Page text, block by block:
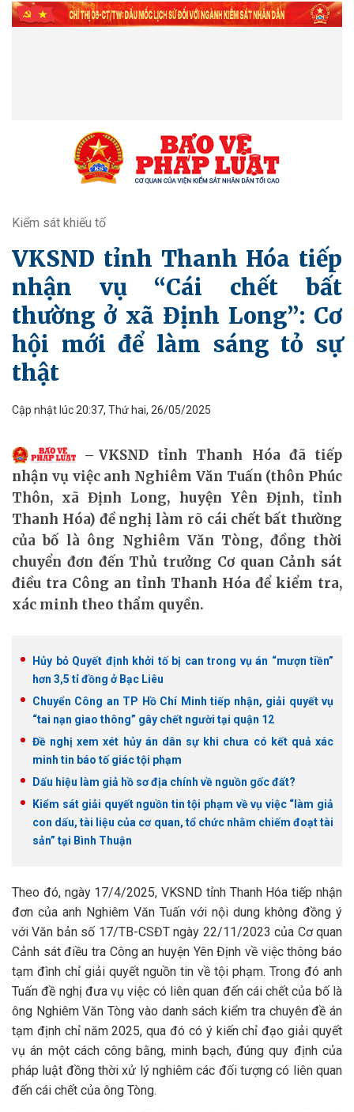
Kiểm sát khiếu tố
VKSND tỉnh Thanh Hóa tiếp
nhận vụ “Cái chết bất
thường ở xã Định Long”: Cơ
hội mới để làm sáng tỏ sự
thật
Cập nhật lúc 20:37, Thứ hai, 26/05/2025
VKSND tỉnh Thanh Hóa đã tiếp
nhận vụ việc anh Nghiêm Văn Tuấn (thôn Phúc
Thôn, xã Định Long, huyện Yên Định, tỉnh
Thanh Hóa) đề nghị làm rõ cái chết bất thường
của bố là ông Nghiêm Văn Tòng, đồng thời
chuyển đơn đến Thủ trưởng Cơ quan Cảnh sát
điều tra Công an tỉnh Thanh Hóa để kiểm tra,
xác minh theo thẩm quyền.
Hủy bỏ Quyết định khởi tố bị can trong vụ án “mượn tiền”
hơn 3,5 tỉ đồng ở Bạc Liêu
Chuyển Công an TP Hồ Chí Minh tiếp nhận, giải quyết vụ
“tai nạn giao thông” gây chết người tại quận 12
Đề nghị xem xét hủy án dân sự khi chưa có kết quả xác
minh tin báo tố giác tội phạm
Dấu hiệu làm giả hồ sơ địa chính về nguồn gốc đất?
Kiểm sát giải quyết nguồn tin tội phạm về vụ việc “làm giả
con dấu, tài liệu của cơ quan, tổ chức nhằm chiếm đoạt tài
sản” tại Bình Thuận
Theo đó, ngày 17/4/2025, VKSND tỉnh Thanh Hóa tiếp nhận
đơn của anh Nghiêm Văn Tuấn với nội dung không đồng ý
với Văn bản số 17/TB-CSĐT ngày 22/11/2023 của Cơ quan
Cảnh sát điều tra Công an huyện Yên Định về việc thông báo
tạm đình chỉ giải quyết nguồn tin về tội phạm. Trong đó anh
Tuấn đề nghị đưa vụ việc có liên quan đến cái chết của bố là
ông Nghiêm Văn Tòng vào danh sách kiểm tra chuyên đề án
tạm định chỉ năm 2025, qua đó có ý kiến chỉ đạo giải quyết
vụ án một cách công bằng, minh bạch, đúng quy định của
pháp luật đồng thời xử lý nghiêm các đối tượng có liên quan
đến cái chết của ông Tòng.